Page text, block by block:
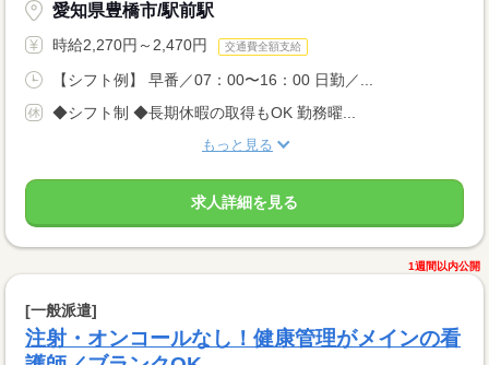
愛知県豊橋市/駅前駅
時給2,270円～2,470円 交通費全額支給
【シフト例】 早番／07：00〜16：00 日勤／...
◆シフト制 ◆長期休暇の取得もOK 勤務曜...
もっと見る
求人詳細を見る
1週間以内公開
[一般派遣]
注射・オンコールなし！健康管理がメインの看